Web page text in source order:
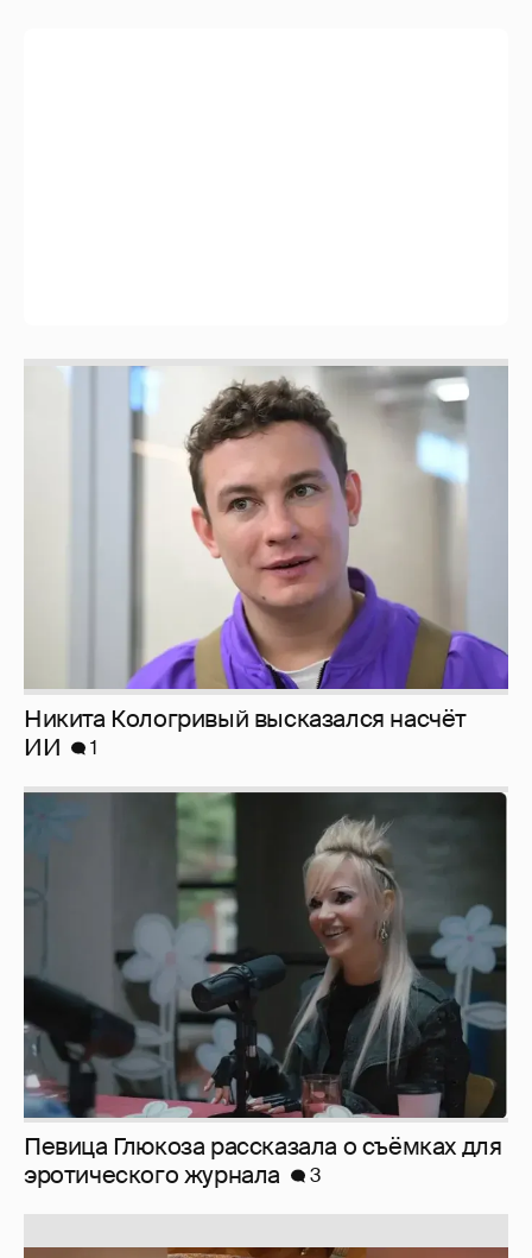
Никита Кологривый высказался насчёт
Певица Глюкоза рассказала о съёмках для
эротического журнала
3